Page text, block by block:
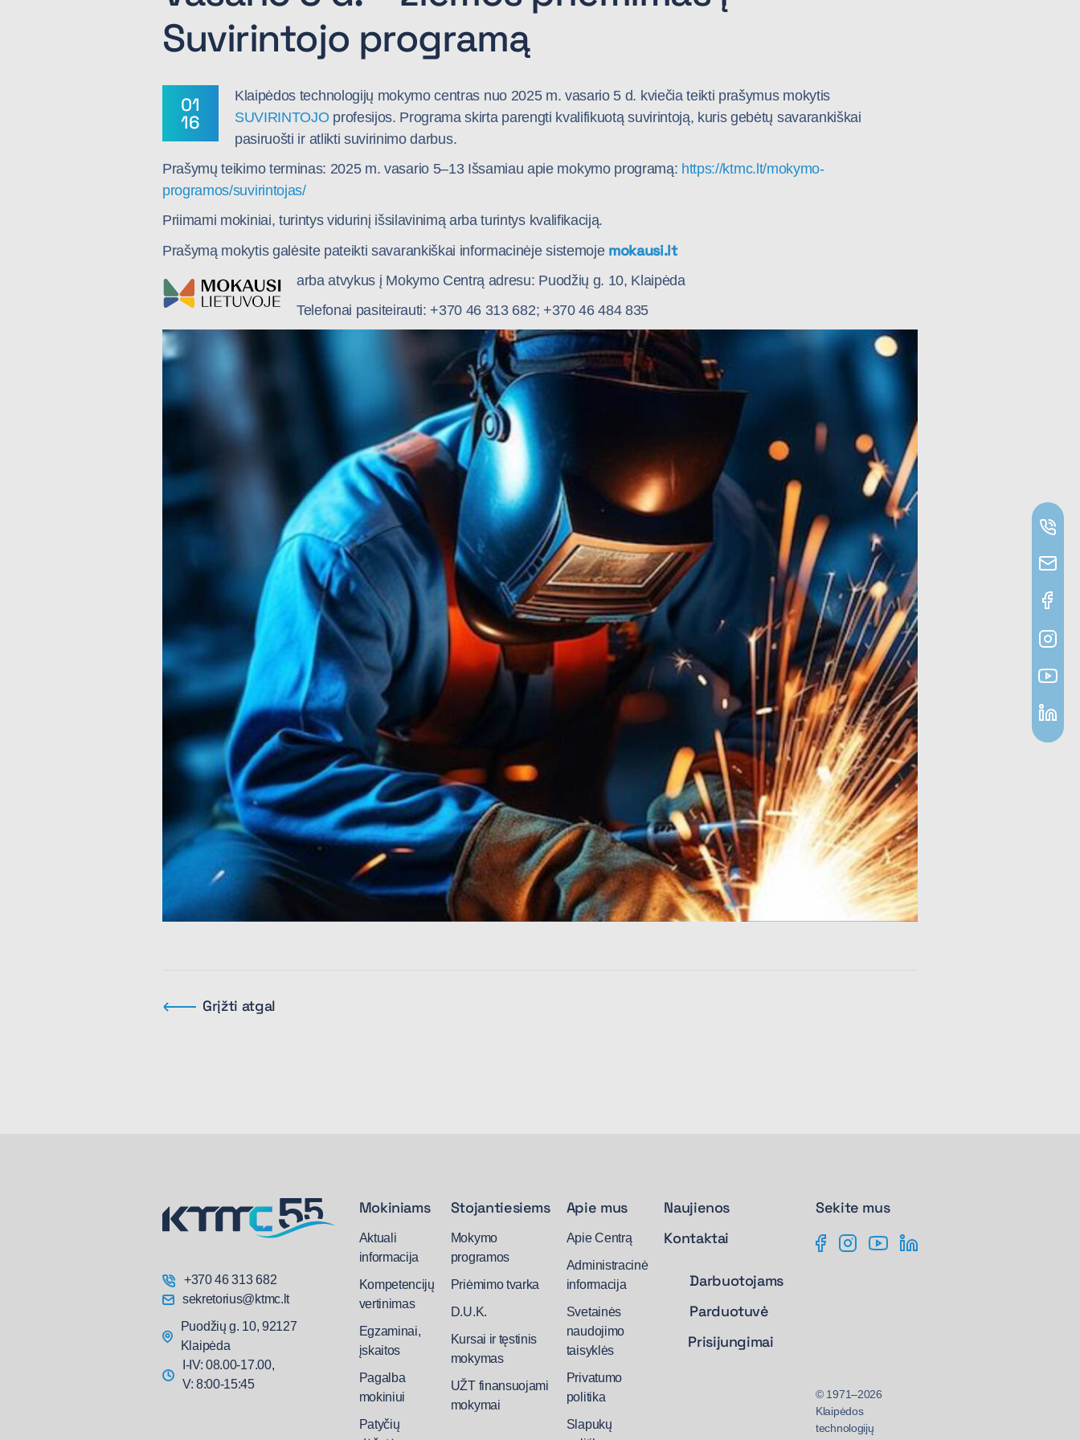
Suvirintojo programą
01
16
Klaipėdos technologijų mokymo centras nuo 2025 m. vasario 5 d. kviečia teikti prašymus mokytis
SUVIRINTOJO profesijos. Programa skirta parengti kvalifikuotą suvirintoją, kuris gebėtų savarankiškai
pasiruošti ir atlikti suvirinimo darbus.
Prašymų teikimo terminas: 2025 m. vasario 5–13 Išsamiau apie mokymo programą: https://ktmc.lt/mokymo-
programos/suvirintojas/
Priimami mokiniai, turintys vidurinį išsilavinimą arba turintys kvalifikaciją.
Prašymą mokytis galėsite pateikti savarankiškai informacinėje sistemoje mokausi.lt
arba atvykus į Mokymo Centrą adresu: Puodžių g. 10, Klaipėda
Telefonai pasiteirauti: +370 46 313 682; +370 46 484 835
Grįžti atgal
+370 46 313 682
sekretorius@ktmc.lt
Puodžių g. 10, 92127
Klaipėda
I-IV: 08.00-17.00,
V: 8:00-15:45
Mokiniams
Aktuali
informacija
Kompetencijų
vertinimas
Egzaminai,
įskaitos
Pagalba
mokiniui
Patyčių
Stojantiesiems
Mokymo
programos
Priėmimo tvarka
D.U.K.
Kursai ir tęstinis
mokymas
UŽT finansuojami
mokymai
Apie mus
Apie Centrą
Administracinė
informacija
Svetainės
naudojimo
taisyklės
Privatumo
politika
Slapukų
Naujienos
Kontaktai
Darbuotojams
Parduotuvė
Prisijungimai
Sekite mus
© 1971–2026
Klaipėdos
technologijų